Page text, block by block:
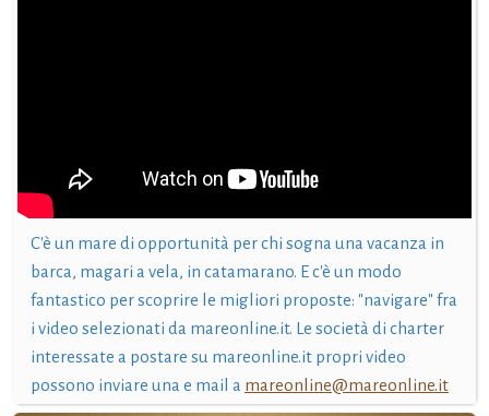
C'è un mare di opportunità per chi sogna una vacanza in
barca, magari a vela, in catamarano. E c'è un modo
fantastico per scoprire le migliori proposte: "navigare" fra
i video selezionati da mareonline.it. Le società di charter
interessate a postare su mareonline.it propri video
possono inviare una e mail a mareonline@mareonline.it